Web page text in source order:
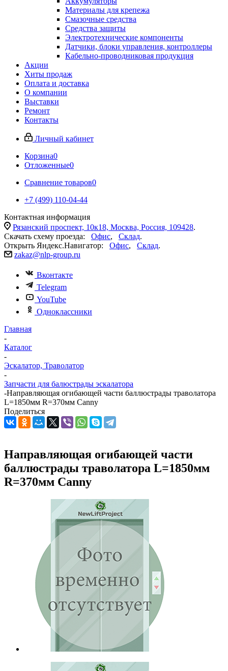
Материалы для крепежа
Смазочные средства
Средства защиты
Электротехнические компоненты
Датчики, блоки управления, контроллеры
Кабельно-проводниковая продукция
Акции
Хиты продаж
Оплата и доставка
О компании
Выставки
Ремонт
Контакты
Личный кабинет
Корзина0
Отложенные0
Сравнение товаров0
+7 (499) 110-04-44
Контактная информация
Рязанский проспект, 10к18, Москва, Россия, 109428.
Скачать схему проезда: Офис, Склад.
Открыть Яндекс.Навигатор: Офис, Склад.
zakaz@nlp-group.ru
Вконтакте
Telegram
YouTube
Одноклассники
Главная
-
Каталог
-
Эскалатор, Траволатор
-
Запчасти для балюстрады эскалатора
-Направляющая огибающей части баллюстрады траволатора
L=1850мм R=370мм Canny
Поделиться
Направляющая огибающей части
баллюстрады траволатора L=1850мм
R=370мм Canny